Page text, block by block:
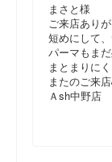
まさと様
ご来店あり
短めにして
パーマもま
まとまりに
またのご来
Ａsh中野